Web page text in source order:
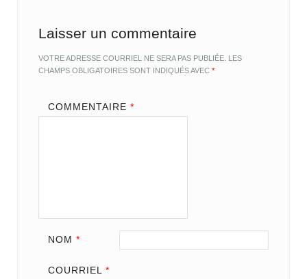
Laisser un commentaire
VOTRE ADRESSE COURRIEL NE SERA PAS PUBLIÉE. LES
CHAMPS OBLIGATOIRES SONT INDIQUÉS AVEC*
COMMENTAIRE *
NOM *
COURRIEL *